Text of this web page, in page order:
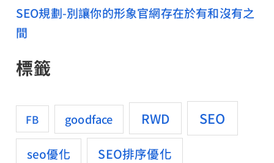
SEO規劃-別讓你的形象官網存在於有和沒有之
間
標籤
FB goodface RWD SEO
seo優化
SEO排序優化